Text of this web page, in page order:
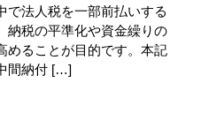
で法人税を一部前払いする
納税の平準化や資金繰りの
めることが目的です。本記
間納付 […]